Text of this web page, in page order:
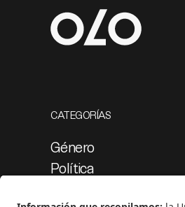
CATEGORÍAS
Género
Política